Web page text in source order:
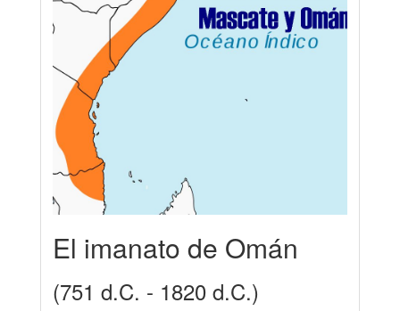
El imanato de Omán
(751 d.C. - 1820 d.C.)